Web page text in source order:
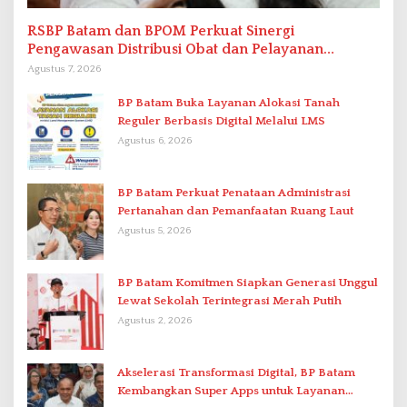
RSBP Batam dan BPOM Perkuat Sinergi
Pengawasan Distribusi Obat dan Pelayanan
Kefarmasian
Agustus 7, 2026
BP Batam Buka Layanan Alokasi Tanah
Reguler Berbasis Digital Melalui LMS
Agustus 6, 2026
BP Batam Perkuat Penataan Administrasi
Pertanahan dan Pemanfaatan Ruang Laut
Agustus 5, 2026
BP Batam Komitmen Siapkan Generasi Unggul
Lewat Sekolah Terintegrasi Merah Putih
Agustus 2, 2026
Akselerasi Transformasi Digital, BP Batam
Kembangkan Super Apps untuk Layanan